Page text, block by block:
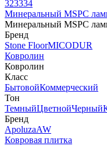
323334
Минеральный MSPC
Минеральный MSPC
Бренд
Stone FloorMICODUR
Ковролин
Ковролин
Класс
БытовойКоммерческий
Тон
ТемныйЦветнойЧерный
Бренд
ApoluzaAW
Ковровая плитка